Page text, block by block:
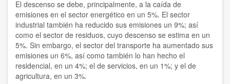
El descenso se debe, principalmente, a la caída de
emisiones en el sector energético en un 5%. El sector
industrial también ha reducido sus emisiones un 9%; así
como el sector de residuos, cuyo descenso se estima en un
5%. Sin embargo, el sector del transporte ha aumentado sus
emisiones un 6%, así como también lo han hecho el
residencial, en un 4%; el de servicios, en un 1%; y el de
agricultura, en un 3%.